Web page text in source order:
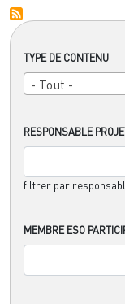
TYPE DE CONTENU
- Tout -
RESPONSABLE
filtrer par
MEMBRE ESO